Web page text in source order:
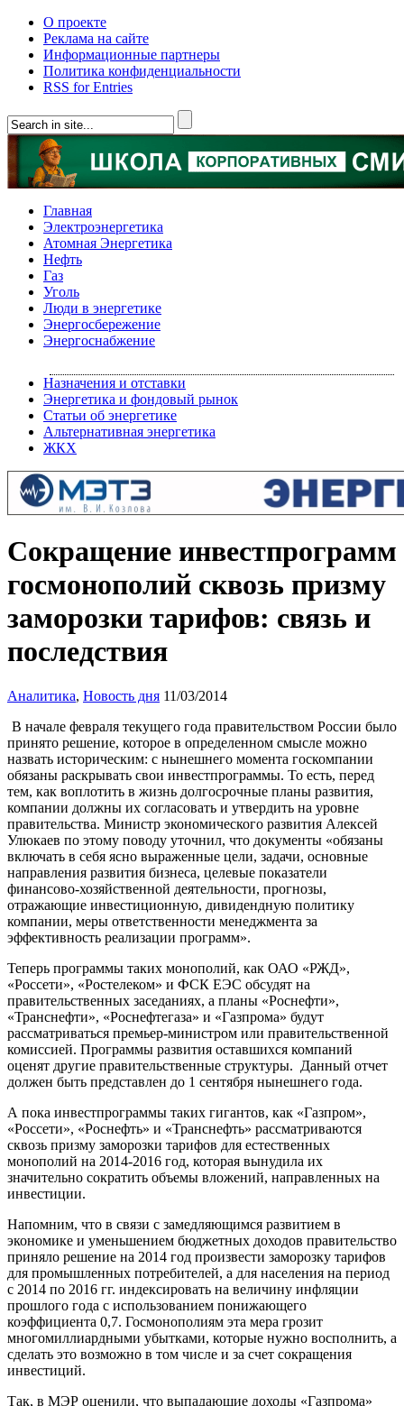
О проекте
Реклама на сайте
Информационные партнеры
Политика конфиденциальности
RSS for Entries
Главная
Электроэнергетика
Атомная Энергетика
Нефть
Газ
Уголь
Люди в энергетике
Энергосбережение
Энергоснабжение
Назначения и отставки
Энергетика и фондовый рынок
Статьи об энергетике
Альтернативная энергетика
ЖКХ
Сокращение инвестпрограмм
госмонополий сквозь призму
заморозки тарифов: связь и
последствия
Аналитика, Новость дня 11/03/2014
В начале февраля текущего года правительством России было
принято решение, которое в определенном смысле можно
назвать историческим: с нынешнего момента госкомпании
обязаны раскрывать свои инвестпрограммы. То есть, перед
тем, как воплотить в жизнь долгосрочные планы развития,
компании должны их согласовать и утвердить на уровне
правительства. Министр экономического развития Алексей
Улюкаев по этому поводу уточнил, что документы «обязаны
включать в себя ясно выраженные цели, задачи, основные
направления развития бизнеса, целевые показатели
финансово-хозяйственной деятельности, прогнозы,
отражающие инвестиционную, дивидендную политику
компании, меры ответственности менеджмента за
эффективность реализации программ».
Теперь программы таких монополий, как ОАО «РЖД»,
«Россети», «Ростелеком» и ФСК ЕЭС обсудят на
правительственных заседаниях, а планы «Роснефти»,
«Транснефти», «Роснефтегаза» и «Газпрома» будут
рассматриваться премьер-министром или правительственной
комиссией. Программы развития оставшихся компаний
оценят другие правительственные структуры. Данный отчет
должен быть представлен до 1 сентября нынешнего года.
А пока инвестпрограммы таких гигантов, как «Газпром»,
«Россети», «Роснефть» и «Транснефть» рассматриваются
сквозь призму заморозки тарифов для естественных
монополий на 2014-2016 год, которая вынудила их
значительно сократить объемы вложений, направленных на
инвестиции.
Напомним, что в связи с замедляющимся развитием в
экономике и уменьшением бюджетных доходов правительство
приняло решение на 2014 год произвести заморозку тарифов
для промышленных потребителей, а для населения на период
с 2014 по 2016 гг. индексировать на величину инфляции
прошлого года с использованием понижающего
коэффициента 0,7. Госмонополиям эта мера грозит
многомиллиардными убытками, которые нужно восполнить, а
сделать это возможно в том числе и за счет сокращения
инвестиций.
Так, в МЭР оценили, что выпадающие доходы «Газпрома»